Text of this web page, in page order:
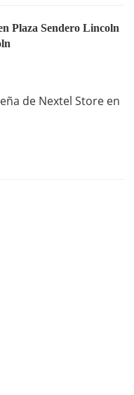
Plaza Sendero Lincoln
de Nextel Store en